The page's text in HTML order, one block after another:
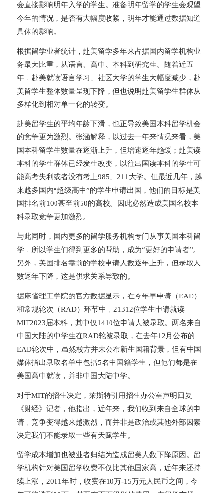
会直接影响明年入学的学生。准备明年留学的学生会观望
今年的情况，是否有大幅度收紧，明年才能通过数据知道
具体的影响。
根据留学业者统计，赴美留学多年来占据国内留学机构业
务最大比重，从语言、高中、本科到研究生。随着近五
年，赴美就读语言学习、社区大学的学生大幅度减少，赴
美留学生整体数量呈现下降，但也说明赴美留学生群体从
多样化到相对单一化的转变。
赴美留学生的平均年龄下滑，也正导致美国本科留学机会
的竞争更为激烈。张涵解释，以过去十年来情况来看，美
国本科留学生数量在逐渐上升，但增速逐年趋缓；赴美读
本科的学生群体已经发生改变，以往出国读本科的学生可
能高考失利或者没有考上985、211大学。但最近几年，越
来越多国内“超级高中”的学生申请出国，他们的目标是美
国排名前100甚至前50的高校。因此必然造成美国名校本
科录取竞争更加激烈。
与此同时，国内更多的留学服务机构专门从事美国本科留
学，所以学生们得到更多的帮助，成为“更好的申请者”。
另外，美国排名靠前的学校申请人数逐年上升，但录取人
数逐年下降，这是供求关系导致的。
据麻省理工学院的官方数据显示，在今年早申请（EAD）
和常规轮次（RAD）环节中，21312位学生申请就读
MIT2023届本科，其中仅1410位申请人被录取。两名来自
中国大陆的中学生在RAD轮被录取，在去年12月公布的
EAD轮次中，虽然校方并未公布新生国籍背景，但有中国
媒体指出录取名单中包括5名中国籍学生，但他们都是在
美国高中就读，并非中国大陆中学。
对于MIT的招生决定，莱斯特引用招生办公室声明回复
《财经》记者，他指出，近年来，我们收到来自全球的申
请，竞争变得越来越激烈，而并非是政治或其他外部因素
决定我们不能录取一些有天赋学生。
留学成本增加也被业者归结为造成留美人数下降原因。留
学机构针对美国留学收费不仅比其他国家高，近年来还持
续上涨，2011年时，收费在10万-15万元人民币之间，今